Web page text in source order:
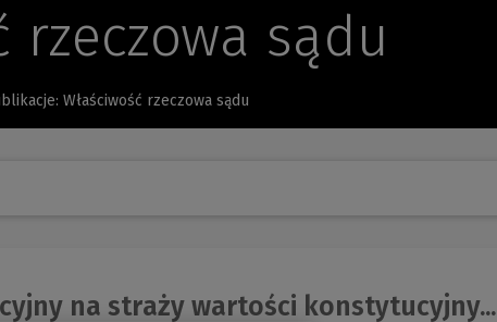
rzeczowa sądu
Właściwość rzeczowa sądu
na straży wartości konstytucyjny...